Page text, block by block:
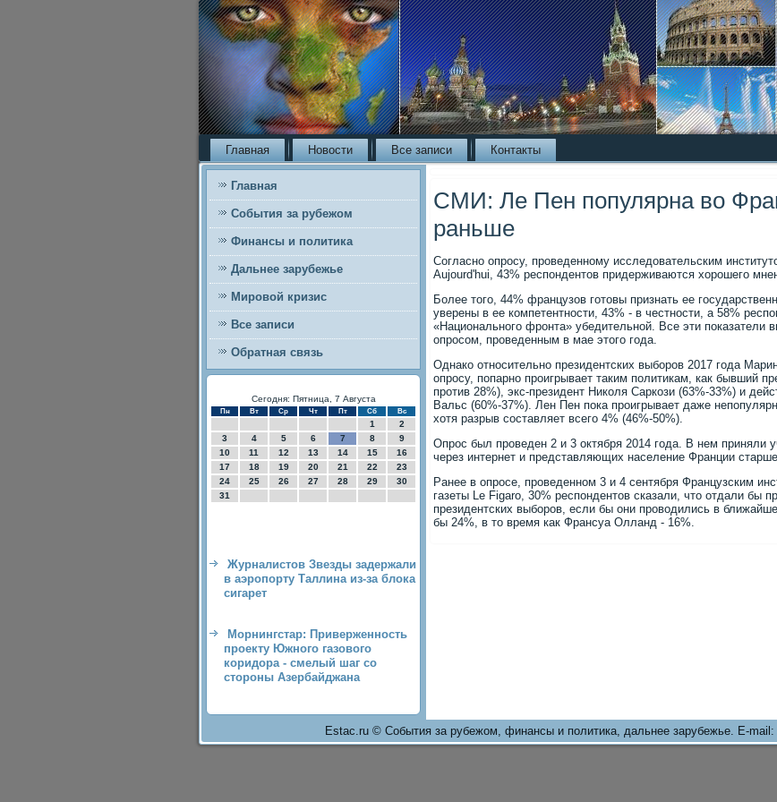
Главная Новости Все записи Контакты
Главная
События за рубежом
Финансы и политика
Дальнее зарубежье
Мировой кризис
Все записи
Обратная связь
Сегодня: Пятница, 7 Августа
Пн Вт Ср Чт Пт Сб Вс
1
2
3
4 5 6 7 8
9
10
11 12 13 14 15
16
17
18 19 20 21 22
23
24
25 26 27 28 29
30
31
Журналистов Звезды задержали
в аэропорту Таллина из-за блока
сигарет
Морнингстар: Приверженность
проекту Южного газового
коридора - смелый шаг со
стороны Азербайджана
СМИ: Ле Пен популярна во
раньше
Согласно опросу, проведенному исследовательским
Aujourd'hui, 43% респондентов придерживаются хорошего
Более того, 44% французов готовы признать ее
уверены в ее компетентности, 43% - в честности, а 58%
«Национального фронта» убедительной. Все эти показатели
опросом, проведенным в мае этого года.
Однако относительно президентских выборов 2017 года
опросу, попарно проигрывает таким политикам, как бывший
против 28%), экс-президент Николя Саркози (63%-33%) и
Вальс (60%-37%). Лен Пен пока проигрывает даже
хотя разрыв составляет всего 4% (46%-50%).
Опрос был проведен 2 и 3 октября 2014 года. В нем приняли
через интернет и представляющих население Франции
Ранее в опросе, проведенном 3 и 4 сентября Французским
газеты Le Figaro, 30% респондентов сказали, что отдали бы
президентских выборов, если бы они проводились в
бы 24%, в то время как Франсуа Олланд - 16%.
Estac.ru © События за рубежом, финансы и политика, дальнее зарубежье. E-mail: